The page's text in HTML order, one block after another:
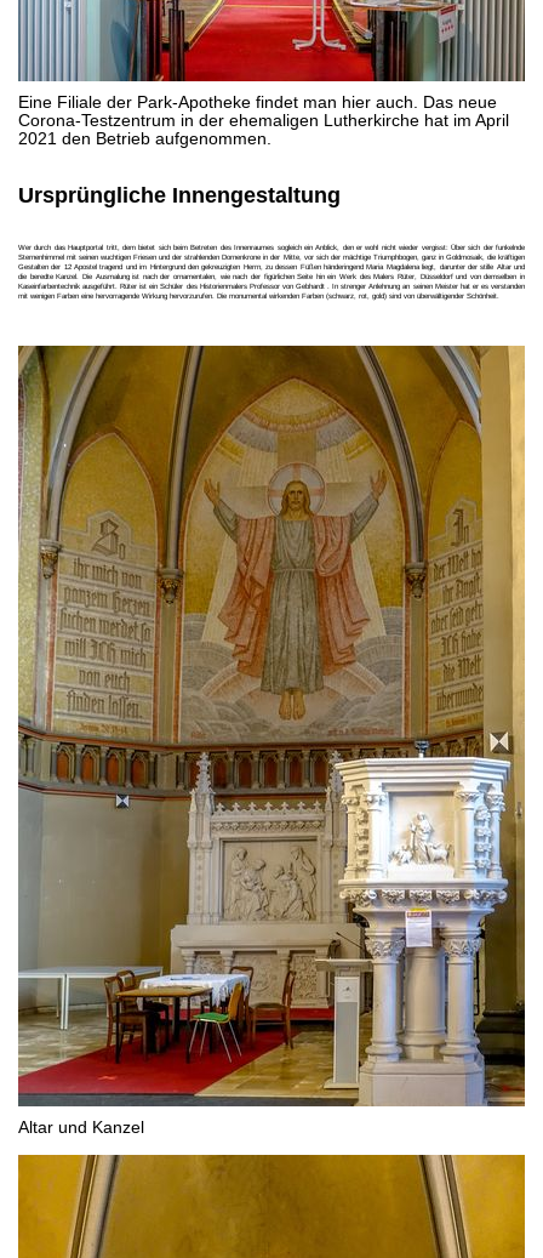
Eine Filiale der Park-Apotheke findet man hier auch. Das neue
Corona-Testzentrum in der ehemaligen Lutherkirche hat im April
2021 den Betrieb aufgenommen.
Ursprüngliche Innengestaltung
Wer durch das Hauptportal tritt, dem bietet sich beim Betreten des Innenraumes sogleich ein Anblick, den er wohl nicht wieder vergisst: Über sich der funkelnde
Sternenhimmel mit seinen wuchtigen Friesen und der strahlenden Dornenkrone in der Mitte, vor sich der mächtige Triumphbogen, ganz in Goldmosaik, die kräftigen
Gestalten der 12 Apostel tragend und im Hintergrund den gekreuzigten Herrn, zu dessen Füßen händeringend Maria Magdalena liegt, darunter der stille Altar und
die beredte Kanzel. Die Ausmalung ist nach der ornamentalen, wie nach der figürlichen Seite hin ein Werk des Malers Rüter, Düsseldorf und von demselben in
Kaseinfarbentechnik ausgeführt. Rüter ist ein Schüler des Historienmalers Professor von Gebhardt . In strenger Anlehnung an seinen Meister hat er es verstanden
mit wenigen Farben eine hervorragende Wirkung hervorzurufen. Die monumental wirkenden Farben (schwarz, rot, gold) sind von überwältigender Schönheit.
Altar und Kanzel